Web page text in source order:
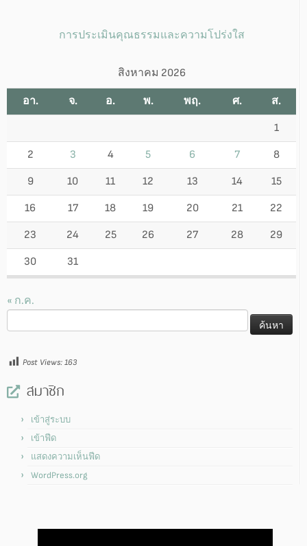
การประเมินคุณธรรมและความโปร่งใส
สิงหาคม 2026
อา. จ. อ. พ. พฤ. ศ. ส.
1
2 3 4 5 6 7 8
9 10 11 12 13 14 15
16 17 18 19 20 21 22
23 24 25 26 27 28 29
30 31
« ก.ค.
สำหรับ:
Post Views: 163
สมาชิก
เข้าสู่ระบบ
เข้าฟีด
แสดงความเห็นฟีด
WordPress.org